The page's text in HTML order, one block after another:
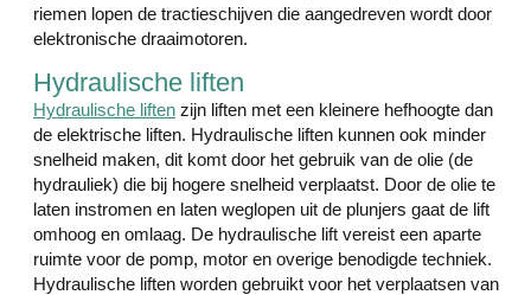
riemen lopen de tractieschijven die aangedreven wordt door
elektronische draaimotoren.
Hydraulische liften
Hydraulische liften zijn liften met een kleinere hefhoogte dan
de elektrische liften. Hydraulische liften kunnen ook minder
snelheid maken, dit komt door het gebruik van de olie (de
hydrauliek) die bij hogere snelheid verplaatst. Door de olie te
laten instromen en laten weglopen uit de plunjers gaat de lift
omhoog en omlaag. De hydraulische lift vereist een aparte
ruimte voor de pomp, motor en overige benodigde techniek.
Hydraulische liften worden gebruikt voor het verplaatsen van